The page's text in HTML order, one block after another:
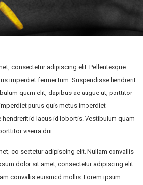
consectetur adipiscing elit. Pellentesque
imperdiet fermentum. Suspendisse hendrerit
quam elit, dapibus ac augue ut, porttitor
purus quis metus imperdiet
hendrerit id lacus id lobortis. Vestibulum quam
viverra dui.
co sectetur adipiscing elit. Nullam convallis
dolor sit amet, consectetur adipiscing elit.
convallis euismod mollis. Lorem ipsum